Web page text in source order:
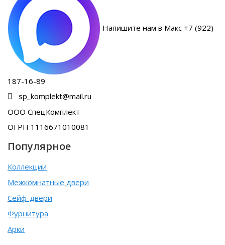
Напишите нам в Макс +7 (922)
187-16-89
sp_komplekt@mail.ru
ООО СпецКомплект
ОГРН 1116671010081
Популярное
Коллекции
Межкомнатные двери
Сейф-двери
Фурнитура
Арки